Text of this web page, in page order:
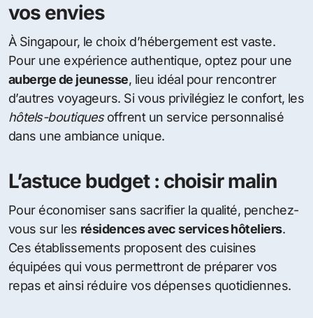
vos envies
À Singapour, le choix d’hébergement est vaste.
Pour une expérience authentique, optez pour une
auberge de jeunesse, lieu idéal pour rencontrer
d’autres voyageurs. Si vous privilégiez le confort, les
hôtels-boutiquesoffrent un service personnalisé
dans une ambiance unique.
L’astuce budget : choisir malin
Pour économiser sans sacrifier la qualité, penchez-
vous sur les résidences avec services hôteliers.
Ces établissements proposent des cuisines
équipées qui vous permettront de préparer vos
repas et ainsi réduire vos dépenses quotidiennes.